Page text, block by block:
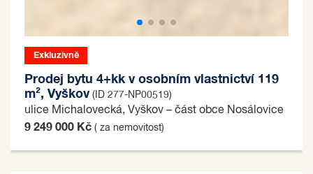
Exkluzivně
Prodej bytu 4+kk v osobním vlastnictví 119
m², Vyškov (ID 277-NP00519)
ulice Michalovecká, Vyškov – část obce Nosálovice
9 249 000 Kč ( za nemovitost)